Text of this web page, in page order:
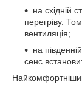
на східній
перегріву.
вентиляція;
на
сенс